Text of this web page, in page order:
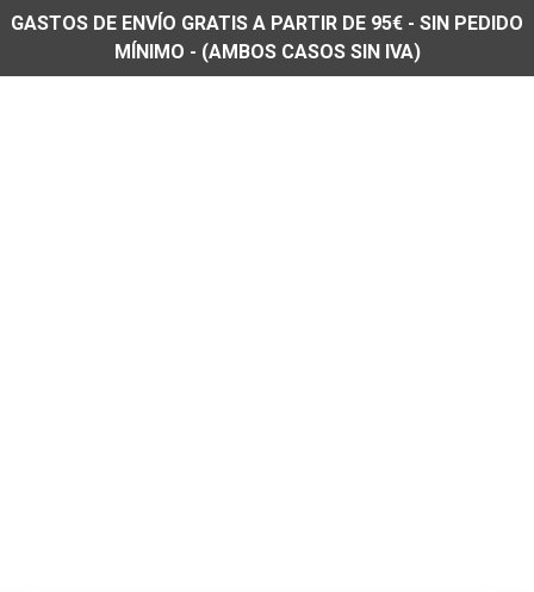
GASTOS DE ENVÍO GRATIS A PARTIR DE 95€ - SIN PEDIDO
MÍNIMO - (AMBOS CASOS SIN IVA)